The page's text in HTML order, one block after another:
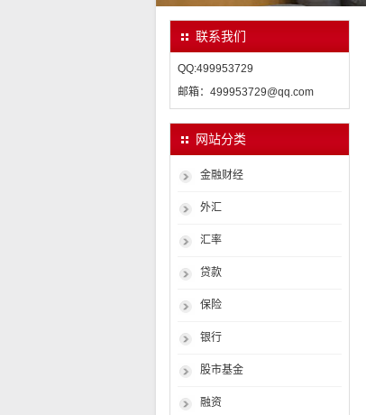
联系我们
QQ:499953729
邮箱：499953729@qq.com
网站分类
金融财经
外汇
汇率
贷款
保险
银行
股市基金
融资